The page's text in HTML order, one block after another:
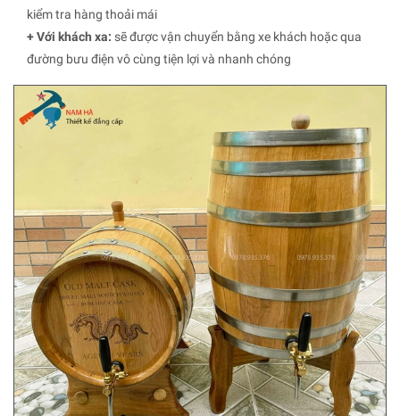
kiểm tra hàng thoải mái
+ Với khách xa: sẽ được vận chuyển bằng xe khách hoặc qua
đường bưu điện vô cùng tiện lợi và nhanh chóng